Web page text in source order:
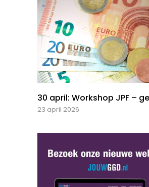
30 april: Workshop JPF –
23 april 2026